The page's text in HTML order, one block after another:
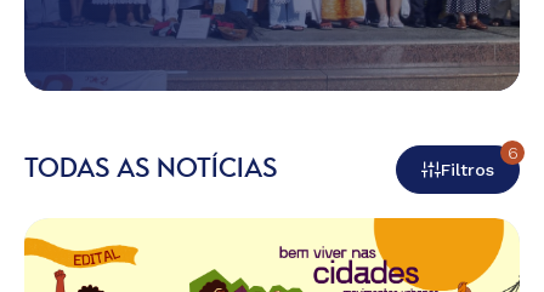
TODAS AS NOTÍCIAS Filtros
6